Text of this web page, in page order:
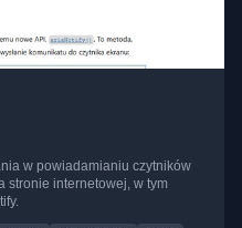
w powiadamianiu czytników
stronie internetowej, w tym